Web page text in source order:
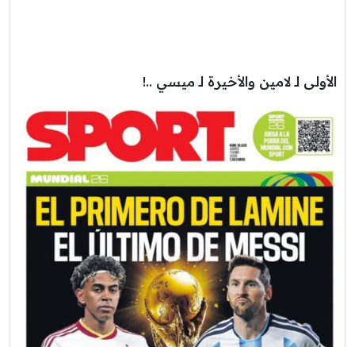
الأولى لـ لامين والأخيرة لـ ميسي ..!